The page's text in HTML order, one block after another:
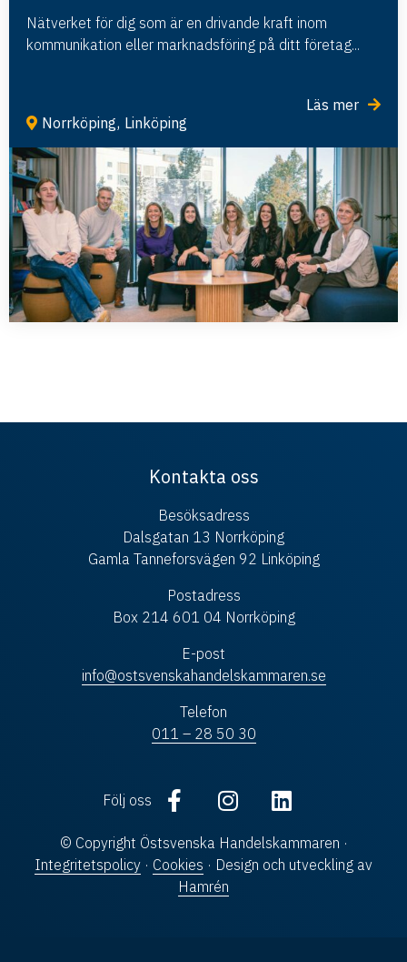
Nätverket för dig som är en drivande kraft inom
kommunikation eller marknadsföring på ditt företag...
Norrköping, Linköping
Läs mer
Kontakta oss
Besöksadress
Dalsgatan 13 Norrköping
Gamla Tanneforsvägen 92 Linköping
Postadress
Box 214 601 04 Norrköping
E-post
info@ostsvenskahandelskammaren.se
Telefon
011 – 28 50 30
Följ oss
© Copyright Östsvenska Handelskammaren ·
Integritetspolicy · Cookies · Design och utveckling av
Hamrén